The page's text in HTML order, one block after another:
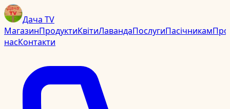
Дача TV
МагазинПродуктиКвітиЛавандаПослугиПасічникамПро
насКонтакти